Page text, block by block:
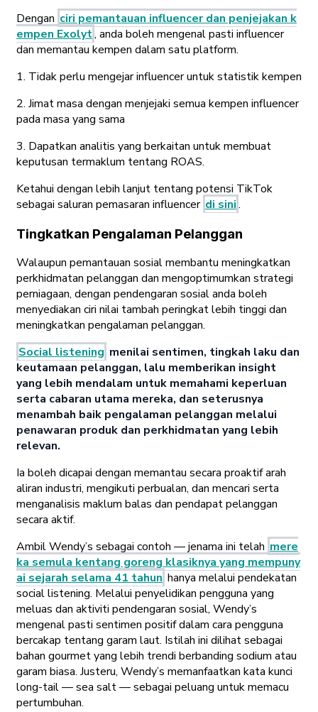
Dengan ciri pemantauan influencer dan penjejakan k
empen Exolyt, anda boleh mengenal pasti influencer
dan memantau kempen dalam satu platform.
1. Tidak perlu mengejar influencer untuk statistik kempen
2. Jimat masa dengan menjejaki semua kempen influencer
pada masa yang sama
3. Dapatkan analitis yang berkaitan untuk membuat
keputusan termaklum tentang ROAS.
Ketahui dengan lebih lanjut tentang potensi TikTok
sebagai saluran pemasaran influencer di sini.
Tingkatkan Pengalaman Pelanggan
Walaupun pemantauan sosial membantu meningkatkan
perkhidmatan pelanggan dan mengoptimumkan strategi
perniagaan, dengan pendengaran sosial anda boleh
menyediakan ciri nilai tambah peringkat lebih tinggi dan
meningkatkan pengalaman pelanggan.
Social listening menilai sentimen, tingkah laku dan
keutamaan pelanggan, lalu memberikan insight
yang lebih mendalam untuk memahami keperluan
serta cabaran utama mereka, dan seterusnya
menambah baik pengalaman pelanggan melalui
penawaran produk dan perkhidmatan yang lebih
relevan.
Ia boleh dicapai dengan memantau secara proaktif arah
aliran industri, mengikuti perbualan, dan mencari serta
menganalisis maklum balas dan pendapat pelanggan
secara aktif.
Ambil Wendy’s sebagai contoh — jenama ini telah mere
ka semula kentang goreng klasiknya yang mempuny
ai sejarah selama 41 tahun hanya melalui pendekatan
social listening. Melalui penyelidikan pengguna yang
meluas dan aktiviti pendengaran sosial, Wendy’s
mengenal pasti sentimen positif dalam cara pengguna
bercakap tentang garam laut. Istilah ini dilihat sebagai
bahan gourmet yang lebih trendi berbanding sodium atau
garam biasa. Justeru, Wendy’s memanfaatkan kata kunci
long-tail — sea salt — sebagai peluang untuk memacu
pertumbuhan.